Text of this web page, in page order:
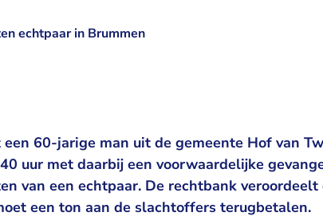
echtpaar in Brummen
60-jarige man uit de gemeente Hof van
uur met daarbij een voorwaardelijke
van een echtpaar. De rechtbank
een ton aan de slachtoffers terugbetalen.